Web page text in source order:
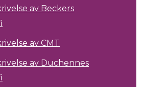
av Beckers
av CMT
av Duchennes